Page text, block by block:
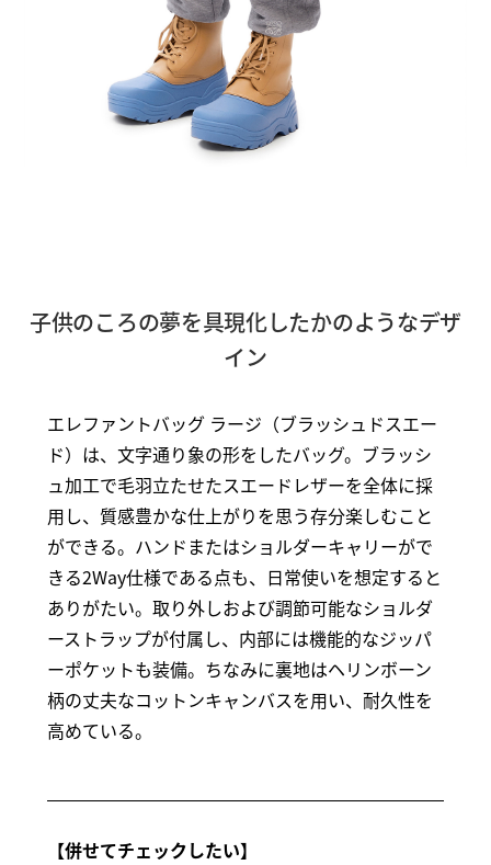
子供のころの夢を具現化したかのようなデザ
イン
エレファントバッグ ラージ（ブラッシュドスエー
ド）は、文字通り象の形をしたバッグ。ブラッシ
ュ加工で毛羽立たせたスエードレザーを全体に採
用し、質感豊かな仕上がりを思う存分楽しむこと
ができる。ハンドまたはショルダーキャリーがで
きる2Way仕様である点も、日常使いを想定すると
ありがたい。取り外しおよび調節可能なショルダ
ーストラップが付属し、内部には機能的なジッパ
ーポケットも装備。ちなみに裏地はヘリンボーン
柄の丈夫なコットンキャンバスを用い、耐久性を
高めている。
【併せてチェックしたい】